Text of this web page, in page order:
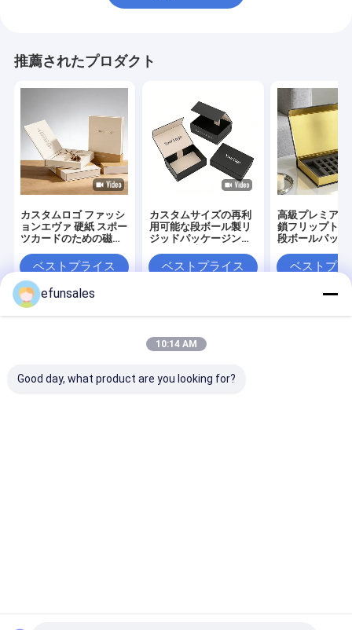
推薦されたプロダクト
カスタムロゴ ファッシ
ョンエヴァ 硬紙 スポー
ツカードのための磁気
クスベストプライス
カスタムサイズの再利
用可能な段ボール製リ
ジッドパッケージング
み式マグネットギフト
ボックス
ベストプライス
高級プレミアム
鎖フリップトッ
段ボールパッケ
紙ギフトボック
ベストプラ
プライバシーポリシー規約
Electronic Technology Co., Ltd. All Rights Reserved.
efunsales
10:14 AM
Good day, what product are you looking for?